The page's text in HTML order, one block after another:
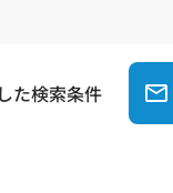
た検索条件